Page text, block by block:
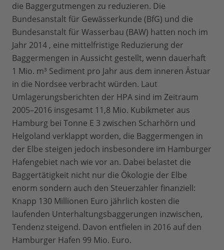
die Baggergutmengen zu reduzieren. Die
Bundesanstalt für Gewässerkunde (BfG) und die
Bundesanstalt für Wasserbau (BAW) hatten noch im
Jahr 2014 , eine mittelfristige Reduzierung der
Baggermengen in Aussicht gestellt, wenn dauerhaft
1 Mio. m³ Sediment pro Jahr aus dem inneren Ästuar
in die Nordsee verbracht würden. Laut
Umlagerungsberichten der HPA sind im Zeitraum
2005–2016 insgesamt 11,8 Mio. Kubikmeter aus
Hamburg bei Tonne E 3 zwischen Scharhörn und
Helgoland verklappt worden, die Baggermengen in
der Elbe steigen jedoch insbesondere im Hamburger
Hafengebiet nach wie vor an. Dabei belastet die
Baggertätigkeit nicht nur die Ökologie der Elbe
enorm sondern auch den Steuerzahler finanziell:
Knapp 130 Millionen Euro jährlich kosten die
laufenden Unterhaltungsbaggerungen inzwischen,
Tendenz steigend. Davon entfielen in 2016 auf den
Hamburger Hafen 99 Mio. Euro.